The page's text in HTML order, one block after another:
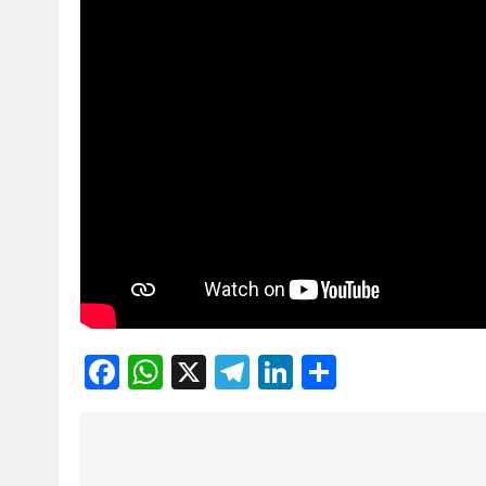
Facebook
WhatsApp
X Telegram
LinkedIn